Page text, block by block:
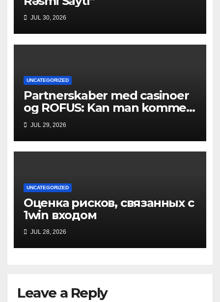
JUL 30, 2026
UNCATEGORIZED
Partnerskaber med casinoer
og ROFUS: Kan man komme
ind?
JUL 29, 2026
UNCATEGORIZED
Оценка рисков, связанных с
1win входом
JUL 28, 2026
Leave a Reply